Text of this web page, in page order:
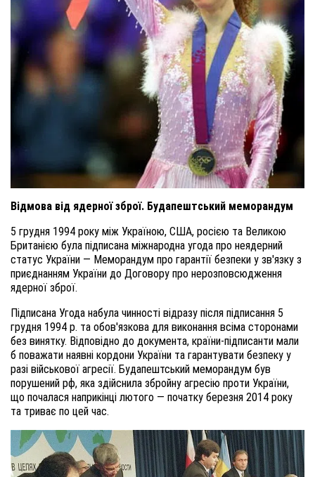
Відмова від ядерної зброї. Будапештський меморандум
5 грудня 1994 року між Україною, США, росією та Великою
Британією була підписана міжнародна угода про неядерний
статус України — Меморандум про гарантії безпеки у зв'язку з
приєднанням України до Договору про нерозповсюдження
ядерної зброї.
Підписана Угода набула чинності відразу після підписання 5
грудня 1994 р. та обов'язкова для виконання всіма сторонами
без винятку. Відповідно до документа, країни-підписанти мали
б поважати наявні кордони України та гарантувати безпеку у
разі військової агресії. Будапештський меморандум був
порушений рф, яка здійснила збройну агресію проти України,
що почалася наприкінці лютого — початку березня 2014 року
та триває по цей час.